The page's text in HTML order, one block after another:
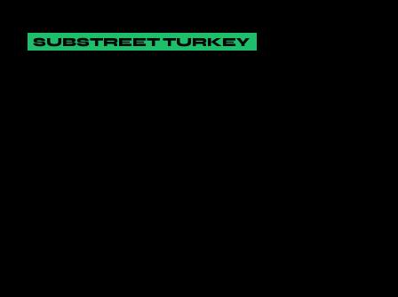
SUBSTREET TURKEY